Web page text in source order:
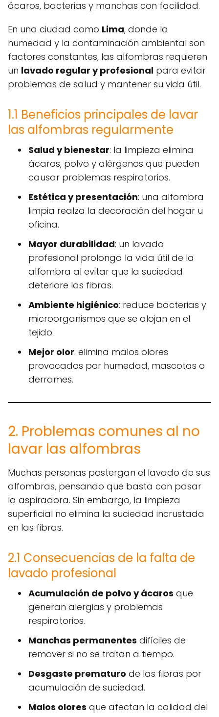
ácaros, bacterias y manchas con facilidad.
En una ciudad como Lima, donde la
humedad y la contaminación ambiental son
factores constantes, las alfombras requieren
un lavado regular y profesional para evitar
problemas de salud y mantener su vida útil.
1.1 Beneficios principales de lavar
las alfombras regularmente
Salud y bienestar: la limpieza elimina
ácaros, polvo y alérgenos que pueden
causar problemas respiratorios.
Estética y presentación: una alfombra
limpia realza la decoración del hogar u
oficina.
Mayor durabilidad: un lavado
profesional prolonga la vida útil de la
alfombra al evitar que la suciedad
deteriore las fibras.
Ambiente higiénico: reduce bacterias y
microorganismos que se alojan en el
tejido.
Mejor olor: elimina malos olores
provocados por humedad, mascotas o
derrames.
2. Problemas comunes al no
lavar las alfombras
Muchas personas postergan el lavado de sus
alfombras, pensando que basta con pasar
la aspiradora. Sin embargo, la limpieza
superficial no elimina la suciedad incrustada
en las fibras.
2.1 Consecuencias de la falta de
lavado profesional
Acumulación de polvo y ácaros que
generan alergias y problemas
respiratorios.
Manchas permanentes difíciles de
remover si no se tratan a tiempo.
Desgaste prematuro de las fibras por
acumulación de suciedad.
Malos olores que afectan la calidad del